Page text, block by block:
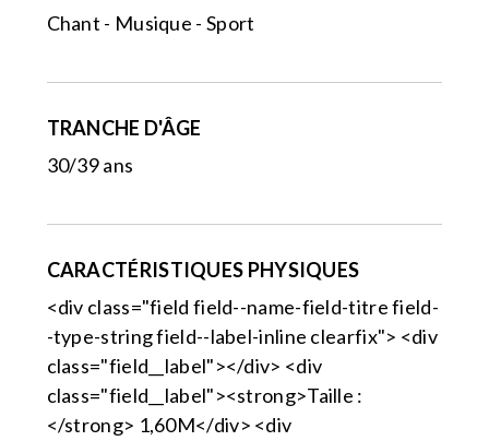
Chant - Musique - Sport
TRANCHE D'ÂGE
30/39 ans
CARACTÉRISTIQUES PHYSIQUES
<div class="field field--name-field-titre field-
-type-string field--label-inline clearfix"> <div
class="field__label"></div> <div
class="field__label"><strong>Taille :
</strong> 1,60M</div> <div